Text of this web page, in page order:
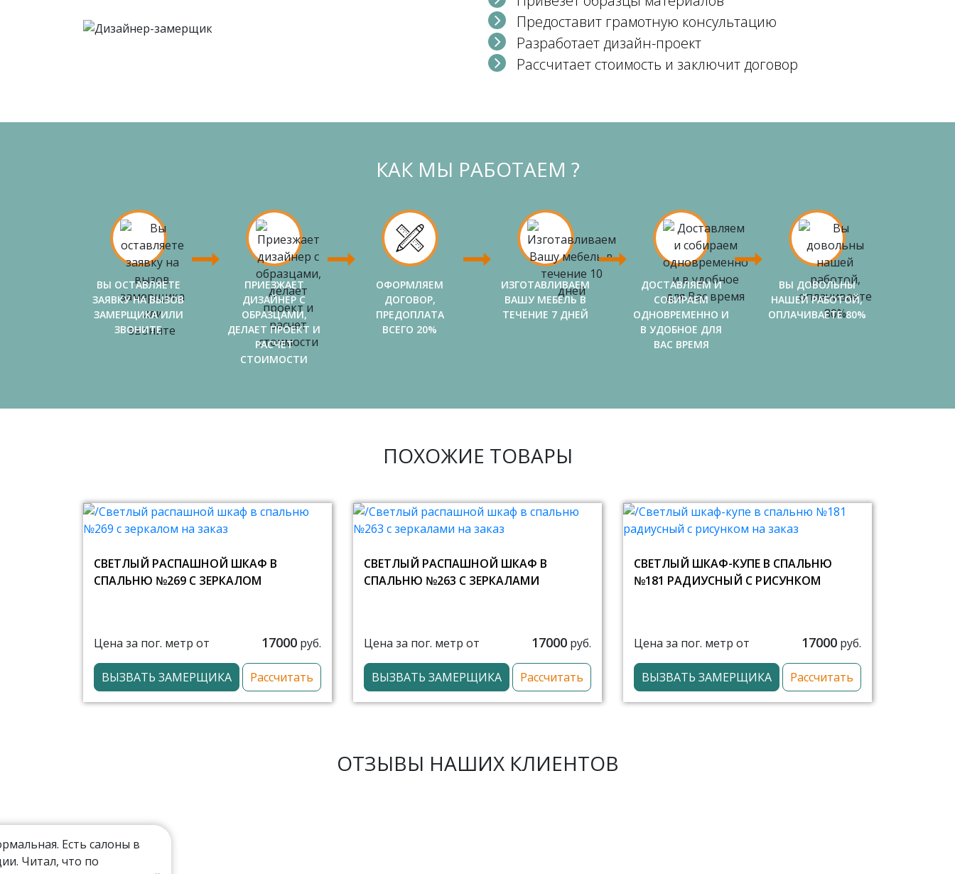
Предоставит грамотную консультацию
Разработает дизайн-проект
Рассчитает стоимость и заключит договор
КАК МЫ РАБОТАЕМ ?
ВЫ ОСТАВЛЯЕТЕ
ЗАЯВКУ НА ВЫЗОВ
ЗАМЕРЩИКА ИЛИ
ЗВОНИТЕ
ПРИЕЗЖАЕТ
ДИЗАЙНЕР С
ОБРАЗЦАМИ,
ДЕЛАЕТ ПРОЕКТ И
РАСЧЕТ
СТОИМОСТИ
ОФОРМЛЯЕМ
ДОГОВОР,
ПРЕДОПЛАТА
ВСЕГО 20%
ИЗГОТАВЛИВАЕМ
ВАШУ МЕБЕЛЬ В
ТЕЧЕНИЕ 7 ДНЕЙ
ДОСТАВЛЯЕМ И
СОБИРАЕМ
ОДНОВРЕМЕННО И
В УДОБНОЕ ДЛЯ
ВАС ВРЕМЯ
ВЫ ДОВОЛЬНЫ
НАШЕЙ РАБОТОЙ,
ОПЛАЧИВАЕТЕ 80%
ПОХОЖИЕ ТОВАРЫ
СВЕТЛЫЙ РАСПАШНОЙ ШКАФ В
СПАЛЬНЮ №269 С ЗЕРКАЛОМ
Цена за пог. метр от 17000 руб.
ВЫЗВАТЬ ЗАМЕРЩИКА Рассчитать
СВЕТЛЫЙ РАСПАШНОЙ ШКАФ В
СПАЛЬНЮ №263 С ЗЕРКАЛАМИ
Цена за пог. метр от 17000 руб.
ВЫЗВАТЬ ЗАМЕРЩИКА Рассчитать
СВЕТЛЫЙ ШКАФ-КУПЕ В СПАЛЬНЮ
№181 РАДИУСНЫЙ С РИСУНКОМ
Цена за пог. метр от 17000 руб.
ВЫЗВАТЬ ЗАМЕРЩИКА Рассчитать
ОТЗЫВЫ НАШИХ КЛИЕНТОВ
Есть салоны в
Читал, что по